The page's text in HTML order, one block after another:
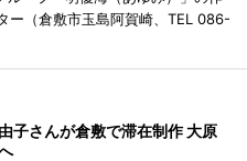
ー（倉敷市玉島阿賀崎、TEL 086-
子さんが倉敷で滞在制作 大原